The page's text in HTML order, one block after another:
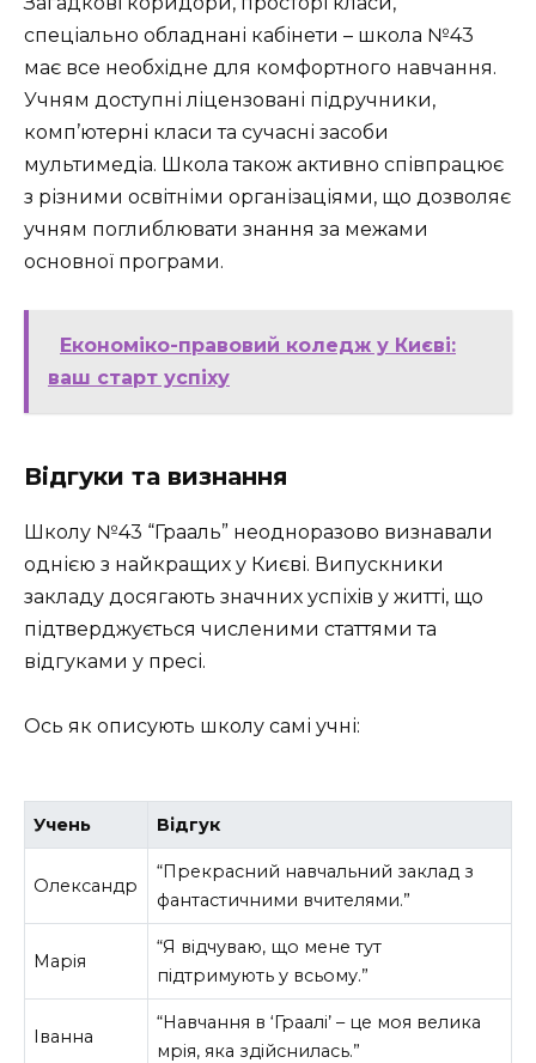
спеціально обладнані кабінети – школа №43
має все необхідне для комфортного навчання.
Учням доступні ліцензовані підручники,
комп’ютерні класи та сучасні засоби
мультимедіа. Школа також активно співпрацює
з різними освітніми організаціями, що дозволяє
учням поглиблювати знання за межами
основної програми.
Економіко-правовий коледж у Києві:
ваш старт успіху
Відгуки та визнання
Школу №43 “Грааль” неодноразово визнавали
однією з найкращих у Києві. Випускники
закладу досягають значних успіхів у житті, що
підтверджується численими статтями та
відгуками у пресі.
Ось як описують школу самі учні:
Учень Відгук
Олександр
“Прекрасний навчальний заклад з
фантастичними вчителями.”
Марія
“Я відчуваю, що мене тут
підтримують у всьому.”
Іванна
“Навчання в ‘Граалі’ – це моя велика
мрія, яка здійснилась.”